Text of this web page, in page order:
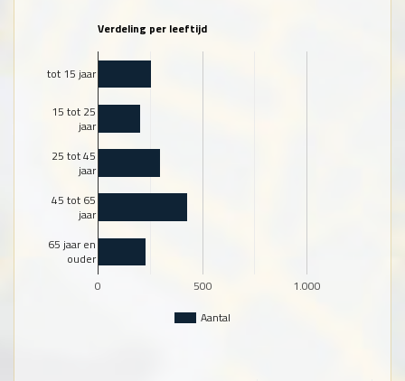
Verdeling per leeftijd
Aantal
0 500 1.000
tot 15 jaar
15 tot 25
jaar
25 tot 45
jaar
45 tot 65
jaar
65 jaar en
ouder